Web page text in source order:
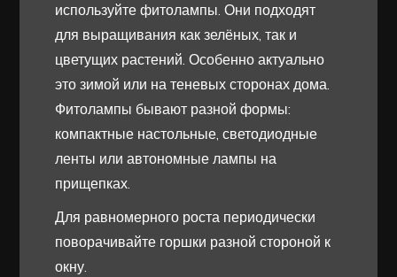
используйте фитолампы. Они подходят
для выращивания как зелёных, так и
цветущих растений. Особенно актуально
это зимой или на теневых сторонах дома.
Фитолампы бывают разной формы:
компактные настольные, светодиодные
ленты или автономные лампы на
прищепках.
Для равномерного роста периодически
поворачивайте горшки разной стороной к
окну.